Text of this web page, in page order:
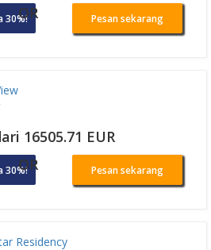
30%!OR Pesan sekarang
16505.71 EUR
30%!OR Pesan sekarang
Residency